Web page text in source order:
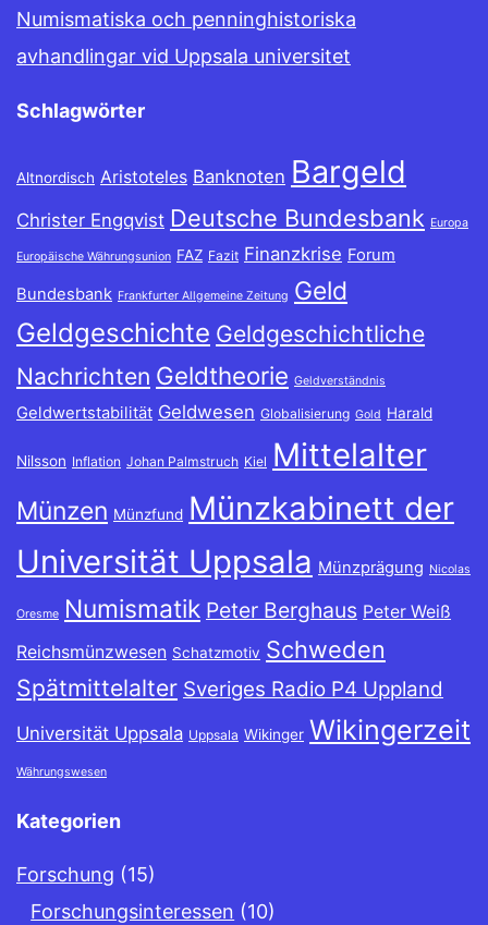
Numismatiska och penninghistoriska
avhandlingar vid Uppsala universitet
Schlagwörter
Altnordisch Aristoteles Banknoten Bargeld
Christer Engqvist Deutsche Bundesbank Europa
Europäische Währungsunion FAZ Fazit Finanzkrise Forum
Bundesbank Frankfurter Allgemeine Zeitung Geld
Geldgeschichte Geldgeschichtliche
Nachrichten Geldtheorie Geldverständnis
Geldwertstabilität Geldwesen Globalisierung Gold Harald
Nilsson Inflation Johan Palmstruch Kiel Mittelalter
Münzen Münzfund Münzkabinett der
Universität Uppsala Münzprägung Nicolas
Oresme Numismatik Peter Berghaus Peter Weiß
Reichsmünzwesen Schatzmotiv Schweden
Spätmittelalter Sveriges Radio P4 Uppland
Universität Uppsala Uppsala Wikinger Wikingerzeit
Währungswesen
Kategorien
Forschung (15)
Forschungsinteressen (10)